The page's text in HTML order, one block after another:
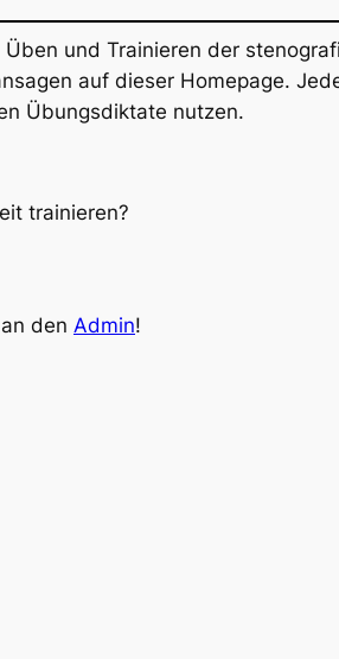
und Trainieren der
auf dieser Homepage.
Übungsdiktate nutzen.
trainieren?
den Admin!